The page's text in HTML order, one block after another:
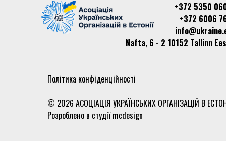
+372 5350
+372 6006
Nafta, 6 - 2 10152 Tallinn
Політика конфіденційності
© 2026 АСОЦІАЦІЯ УКРАЇНСЬКИХ ОРГАНІЗАЦІЙ В
Розроблено в студіїmcdesign